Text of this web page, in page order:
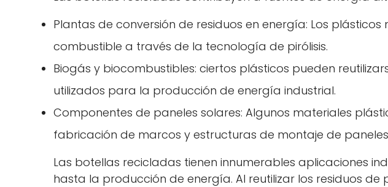
Plantas de conversión de residuos en energía: Los plásticos
combustible a través de la tecnología de pirólisis.
Biogás y biocombustibles: ciertos plásticos pueden
utilizados para la producción de energía industrial.
Componentes de paneles solares: Algunos materiales
fabricación de marcos y estructuras de montaje de
Las botellas recicladas tienen innumerables aplicaciones
hasta la producción de energía. Al reutilizar los residuos
No, no lo